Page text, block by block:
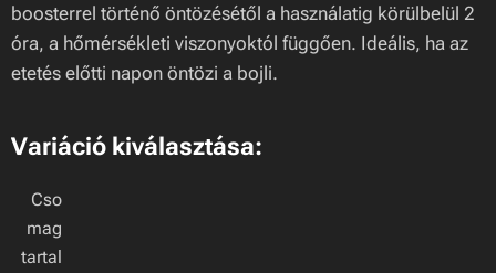
boosterrel történő öntözésétől a használatig körülbelül 2
óra, a hőmérsékleti viszonyoktól függően. Ideális, ha az
etetés előtti napon öntözi a bojli.
Variáció kiválasztása:
Cso
mag
tartal